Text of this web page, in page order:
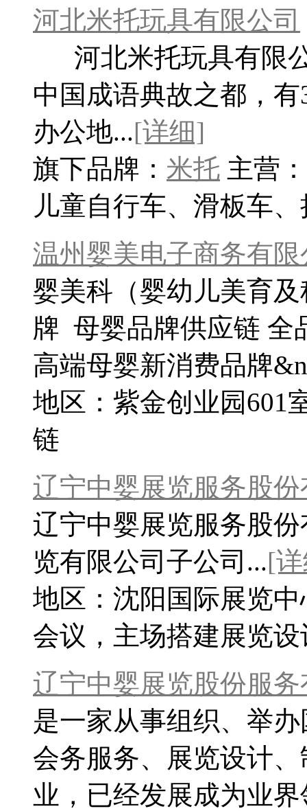
河北米托玩具有限公司
河北米托玩具有限
中国成语典故之都，
办公地...[详细]
旗下品牌： 米托 主营：
儿童自行车、滑板车
温州婴美电子商务有限
婴美科（婴幼儿美育
牌 母婴品牌供应链 全
高端母婴新消费品牌
地区：紫金创业园601
链
辽宁中婴展览服务股
辽宁中婴展览服务股
览有限公司子公司...[
地区：沈阳国际展览中
会议，主场搭建展览设
辽宁中婴展览股份服
是一家从事组织、举
会务服务、展览设计
业，已经发展成为业